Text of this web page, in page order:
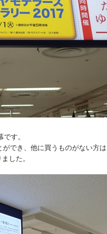
す。
でき、他に買うものがない方は
した。